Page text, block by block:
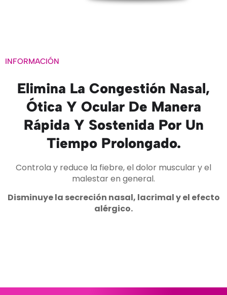
INFORMACIÓN
Elimina La Congestión Nasal,
Ótica Y Ocular De Manera
Rápida Y Sostenida Por Un
Tiempo Prolongado.
Controla y reduce la fiebre, el dolor muscular y el
malestar en general.
Disminuye la secreción nasal, lacrimal y el efecto
alérgico.